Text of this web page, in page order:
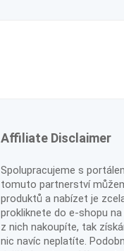
Affiliate Disclaimer
Spolupracujeme s
tomuto partnerství
produktů a nabízet je
prokliknete do e-shopu
z nich nakoupíte, tak
nic navíc neplatíte.